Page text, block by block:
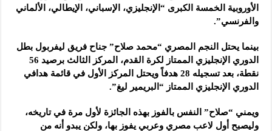
الأوروبية الخمسة الكبرى “الإنجليزي، الإسباني، الإيطالي، الألماني
والفرنسي”.
بينما يحتل النجم المصري “محمد صلاح” جناح فريق ليفربول بطل
الدوري الإنجليزي الممتاز لكرة القدم، المركز الثالث برصيد 56
نقطة، بعد تسجيله 28 هدفاً ويحتل المركز الأول في قائمة هدافي
الدوري الإنجليزي الممتاز “البريمير ليغ”.
ويمني “صلاح” النفس بالفوز بهذه الجائزة لأول مرة في تاريخه،
وليصبح أول لاعب مصري وعربي يفوز بها، ولكن يبدو أنه من